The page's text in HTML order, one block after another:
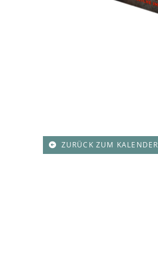
ZURÜCK ZUM KALENDER